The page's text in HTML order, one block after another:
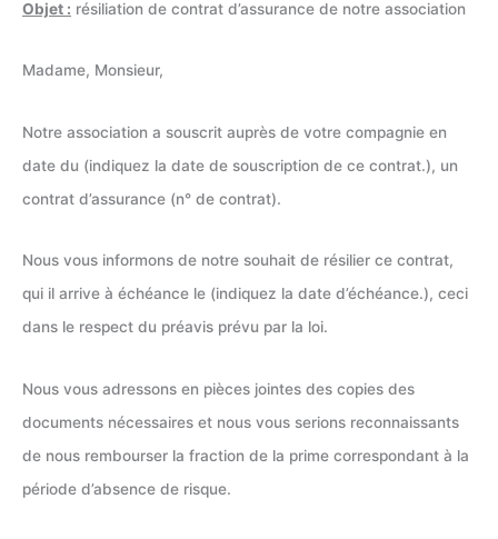
Objet : résiliation de contrat d’assurance de notre association
Madame, Monsieur,
Notre association a souscrit auprès de votre compagnie en
date du (indiquez la date de souscription de ce contrat.), un
contrat d’assurance (n° de contrat).
Nous vous informons de notre souhait de résilier ce contrat,
qui il arrive à échéance le (indiquez la date d’échéance.), ceci
dans le respect du préavis prévu par la loi.
Nous vous adressons en pièces jointes des copies des
documents nécessaires et nous vous serions reconnaissants
de nous rembourser la fraction de la prime correspondant à la
période d’absence de risque.